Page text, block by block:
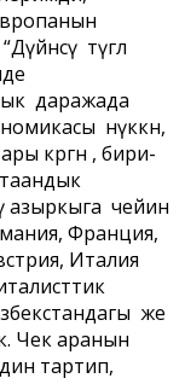
түгөл
даражада
өнүккөн,
көргөн , бири-
таандык
азыркыга чейин
Франция,
Италия
же
Чек аранын
тартип,